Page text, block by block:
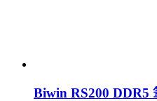
Biwin RS200 DDR5